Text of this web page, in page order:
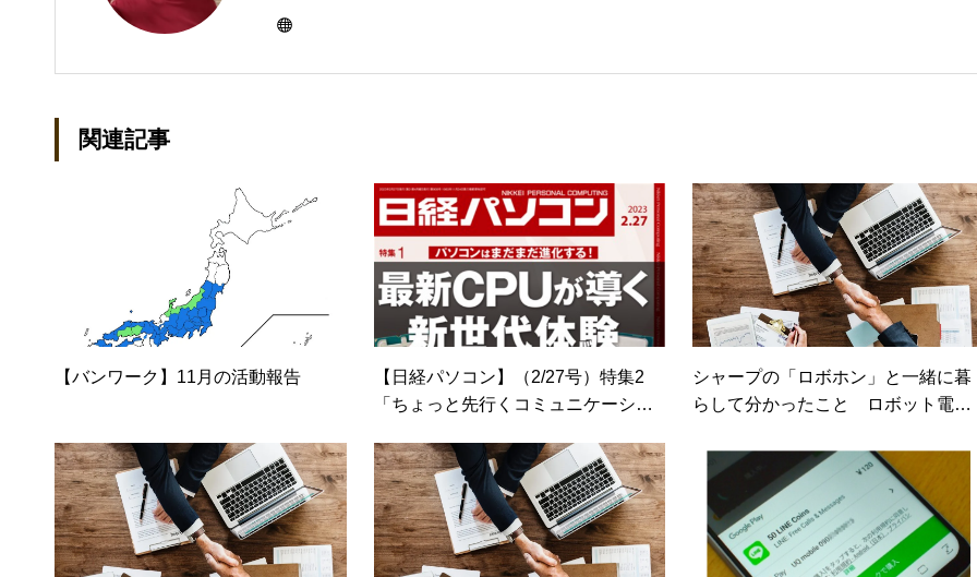
ーとして雑誌、書籍などで執筆するようになり、1997年に上京して技術評論社に入社。その後再
などBtoCコンテンツ、および広告やカタログ、導入事例などBtoBコンテンツの制作。プライベー
関連記事
【バンワーク】11月の活動報告
【日経パソコン】（2/27号）特集2
「ちょっと先行くコミュニケーショ
シャープの「ロボホン」と一緒に暮
らして分かったこと ロボット電話
ット）